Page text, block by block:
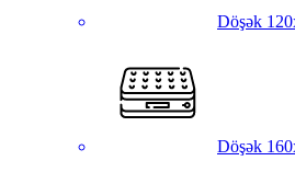
Döşək
Döşək